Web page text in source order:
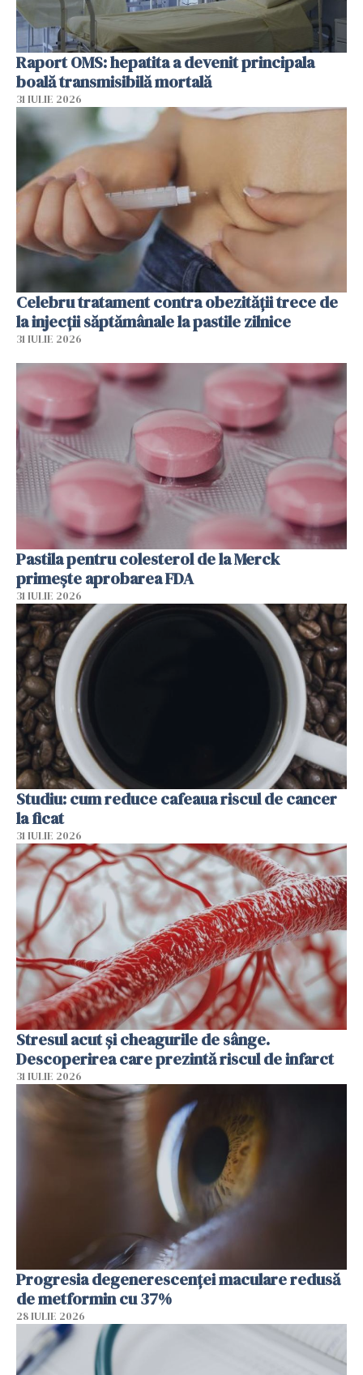
Raport OMS: hepatita a devenit principala
boală transmisibilă mortală
31 IULIE 2026
Celebru tratament contra obezității trece de
la injecții săptămânale la pastile zilnice
31 IULIE 2026
Pastila pentru colesterol de la Merck
primește aprobarea FDA
31 IULIE 2026
Studiu: cum reduce cafeaua riscul de cancer
la ficat
31 IULIE 2026
Stresul acut și cheagurile de sânge.
Descoperirea care prezintă riscul de infarct
31 IULIE 2026
Progresia degenerescenței maculare redusă
de metformin cu 37%
28 IULIE 2026